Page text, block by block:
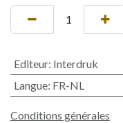
Editeur: Interdruk
Langue: FR-NL
Conditions générales